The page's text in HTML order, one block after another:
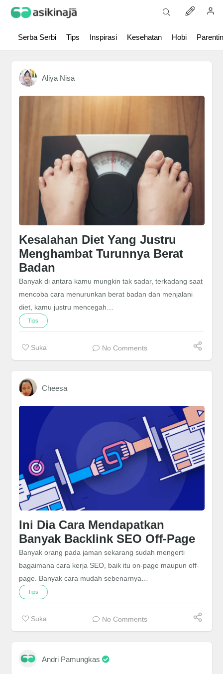
Serba Serbi Tips Inspirasi Kesehatan Hobi
Aliya Nisa
Kesalahan Diet Yang Justru
Menghambat Turunnya Berat
Badan
Banyak di antara kamu mungkin tak sadar, terkadang saat
mencoba cara menurunkan berat badan dan menjalani
diet, kamu justru mencegah…
Tips
Suka No Comments
Cheesa
Ini Dia Cara Mendapatkan
Banyak Backlink SEO Off-Page
Banyak orang pada jaman sekarang sudah mengerti
bagaimana cara kerja SEO, baik itu on-page maupun off-
page. Banyak cara mudah sebenarnya…
Tips
Suka No Comments
Andri Pamungkas